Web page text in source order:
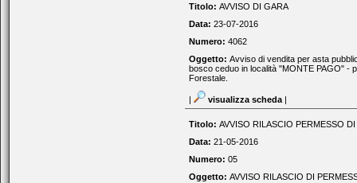
Titolo: AVVISO DI GARA
Data: 23-07-2016
Numero: 4062
Oggetto: Avviso di vendita per asta
bosco ceduo in località "MONTE PAGO" -
Forestale.
visualizza scheda|
Titolo: AVVISO RILASCIO PERMESSO
Data: 21-05-2016
Numero: 05
Oggetto: AVVISO RILASCIO DI